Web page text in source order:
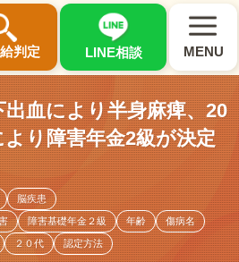
判定 LINE相談 MENU
×
円・受給後報酬型
金について
血により半身麻痺、20
り障害年金2級が決定
脳疾患
障害基礎年金２級 年齢 傷病名
２０代 認定方法